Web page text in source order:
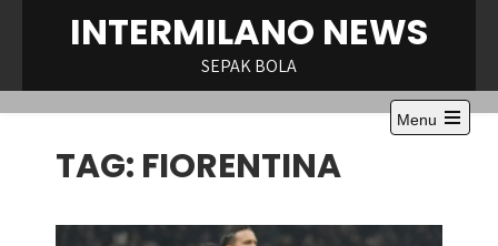
INTERMILANO NEWS
SEPAK BOLA
Menu
Open
TAG: FIORENTINA